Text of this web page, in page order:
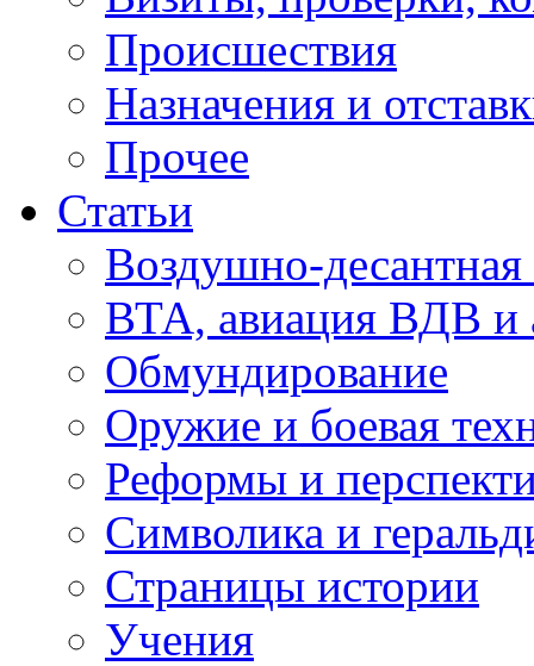
Происшествия
Назначения и
Прочее
Статьи
Воздушно-десантная
ВТА, авиация ВДВ и
Обмундирование
Оружие и боевая
Реформы и
Символика и
Страницы истории
Учения